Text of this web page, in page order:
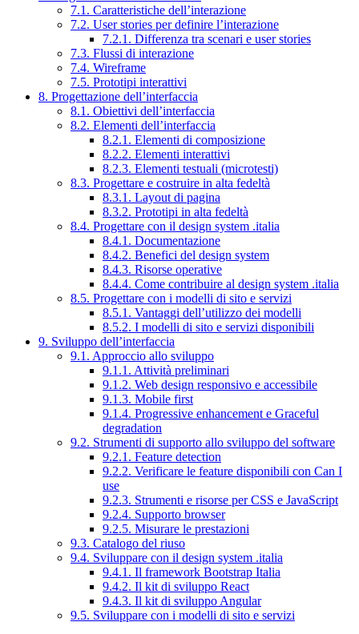
7.1. Caratteristiche dell’interazione
7.2. User stories per definire l’interazione
7.2.1. Differenza tra scenari e user stories
7.3. Flussi di interazione
7.4. Wireframe
7.5. Prototipi interattivi
8. Progettazione dell’interfaccia
8.1. Obiettivi dell’interfaccia
8.2. Elementi dell’interfaccia
8.2.1. Elementi di composizione
8.2.2. Elementi interattivi
8.2.3. Elementi testuali (microtesti)
8.3. Progettare e costruire in alta fedeltà
8.3.1. Layout di pagina
8.3.2. Prototipi in alta fedeltà
8.4. Progettare con il design system .italia
8.4.1. Documentazione
8.4.2. Benefici del design system
8.4.3. Risorse operative
8.4.4. Come contribuire al design system .italia
8.5. Progettare con i modelli di sito e servizi
8.5.1. Vantaggi dell’utilizzo dei modelli
8.5.2. I modelli di sito e servizi disponibili
9. Sviluppo dell’interfaccia
9.1. Approccio allo sviluppo
9.1.1. Attività preliminari
9.1.2. Web design responsivo e accessibile
9.1.3. Mobile first
9.1.4. Progressive enhancement e Graceful
degradation
9.2. Strumenti di supporto allo sviluppo del software
9.2.1. Feature detection
9.2.2. Verificare le feature disponibili con Can I
use
9.2.3. Strumenti e risorse per CSS e JavaScript
9.2.4. Supporto browser
9.2.5. Misurare le prestazioni
9.3. Catalogo del riuso
9.4. Sviluppare con il design system .italia
9.4.1. Il framework Bootstrap Italia
9.4.2. Il kit di sviluppo React
9.4.3. Il kit di sviluppo Angular
9.5. Sviluppare con i modelli di sito e servizi